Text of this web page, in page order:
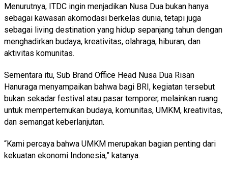
Menurutnya, ITDC ingin menjadikan Nusa Dua bukan hanya
sebagai kawasan akomodasi berkelas dunia, tetapi juga
sebagai living destination yang hidup sepanjang tahun dengan
menghadirkan budaya, kreativitas, olahraga, hiburan, dan
aktivitas komunitas.
Sementara itu, Sub Brand Office Head Nusa Dua Risan
Hanuraga menyampaikan bahwa bagi BRI, kegiatan tersebut
bukan sekadar festival atau pasar temporer, melainkan ruang
untuk mempertemukan budaya, komunitas, UMKM, kreativitas,
dan semangat keberlanjutan.
“Kami percaya bahwa UMKM merupakan bagian penting dari
kekuatan ekonomi Indonesia,” katanya.